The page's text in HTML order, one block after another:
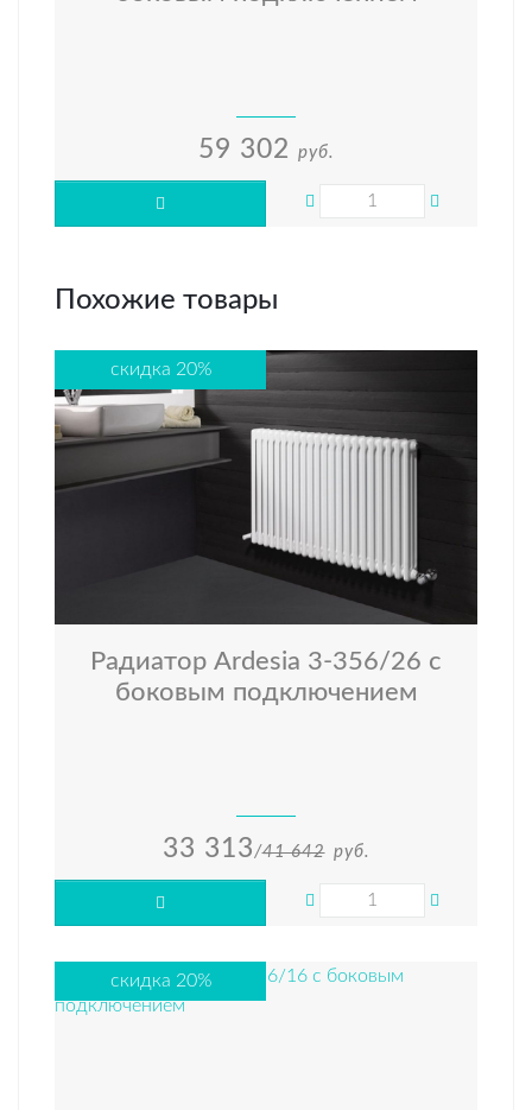
59 302 руб.
Похожие товары
скидка 20%
Радиатор Ardesia 3-356/26 с
боковым подключением
33 313/41 642 руб.
скидка 20%